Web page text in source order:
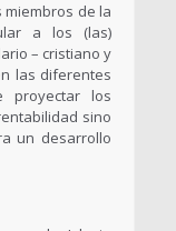
miembros de la
a los (las)
– cristiano y
las diferentes
proyectar los
sino
un desarrollo